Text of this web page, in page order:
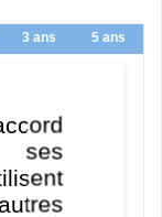
3 ans 5 ans
-
-
ses